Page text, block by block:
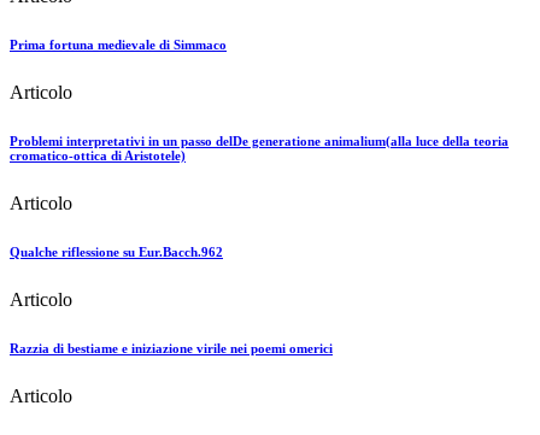
Prima fortuna medievale di Simmaco
Articolo
Problemi interpretativi in un passo delDe generatione animalium(alla luce della teoria
cromatico-ottica di Aristotele)
Articolo
Qualche riflessione su Eur.Bacch.962
Articolo
Razzia di bestiame e iniziazione virile nei poemi omerici
Articolo